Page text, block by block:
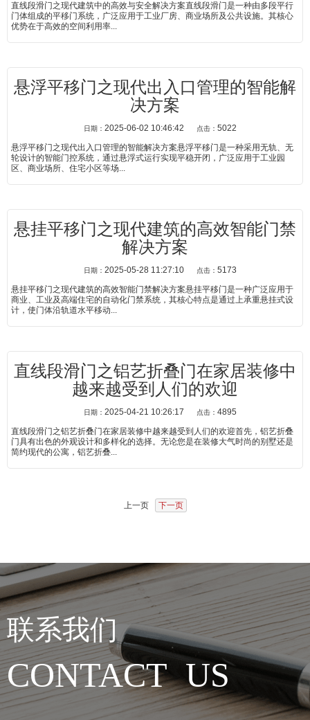
直线段滑门之现代建筑中的高效与安全解决方案直线段滑门是一种由多段平行
门体组成的平移门系统，广泛应用于工业厂房、商业场所及公共设施。其核心
优势在于高效的空间利用率...
悬浮平移门之现代出入口管理的智能解
决方案
日期： 2025-06-02 10:46:42 点击： 5022
悬浮平移门之现代出入口管理的智能解决方案悬浮平移门是一种采用无轨、无
轮设计的智能门控系统，通过悬浮式运行实现平稳开闭，广泛应用于工业园
区、商业场所、住宅小区等场...
悬挂平移门之现代建筑的高效智能门禁
解决方案
日期： 2025-05-28 11:27:10 点击： 5173
悬挂平移门之现代建筑的高效智能门禁解决方案悬挂平移门是一种广泛应用于
商业、工业及高端住宅的自动化门禁系统，其核心特点是通过上承重悬挂式设
计，使门体沿轨道水平移动...
直线段滑门之铝艺折叠门在家居装修中
越来越受到人们的欢迎
日期： 2025-04-21 10:26:17 点击： 4895
直线段滑门之铝艺折叠门在家居装修中越来越受到人们的欢迎首先，铝艺折叠
门具有出色的外观设计和多样化的选择。无论您是在装修大气时尚的别墅还是
简约现代的公寓，铝艺折叠...
上一页 下一页
联系我们
CONTACT US